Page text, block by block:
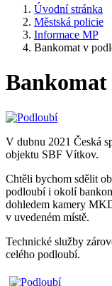
Úvodní stránka
Městská policie
Informace MP
Bankomat v
V dubnu 2021 Česká
objektu SBF Vítkov.
Chtěli bychom sdělit
podloubí i okolí
dohledem kamery
v uvedeném místě.
Technické služby
celého podloubí.